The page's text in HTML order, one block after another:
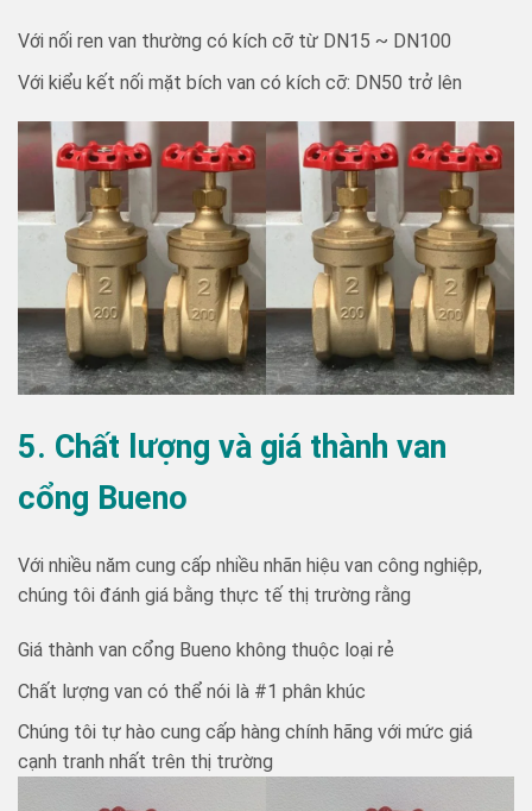
Với nối ren van thường có kích cỡ từ DN15 ~ DN100
Với kiểu kết nối mặt bích van có kích cỡ: DN50 trở lên
5. Chất lượng và giá thành van
cổng Bueno
Với nhiều năm cung cấp nhiều nhãn hiệu van công nghiệp,
chúng tôi đánh giá bằng thực tế thị trường rằng
Giá thành van cổng Bueno không thuộc loại rẻ
Chất lượng van có thể nói là #1 phân khúc
Chúng tôi tự hào cung cấp hàng chính hãng với mức giá
cạnh tranh nhất trên thị trường